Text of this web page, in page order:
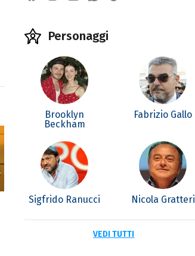
Personaggi
Brooklyn
Beckham
Fabrizio Gallo
Sigfrido Ranucci Nicola Gratteri
VEDI TUTTI